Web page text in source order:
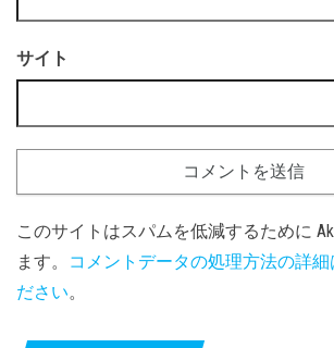
サイト
このサイトはスパムを低減するために
ます。
コメントデータの処理方法の詳細
ださい。